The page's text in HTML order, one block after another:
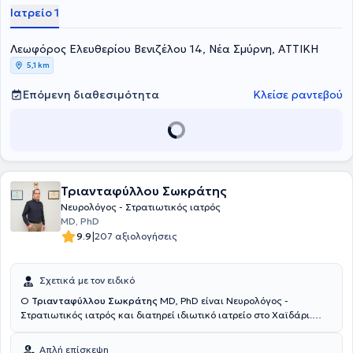
νοσοκομεία της Γαλλίας, της Ελβετίας και στην Α’ Πανεπιστημιακή
Νευρολογική Κλινική του Αιγινήτειου Νοσοκομείου. Στα ιδιαίτερα
νευροεκφυλιστικά νοσήματα και ειδικότερα η άνοια και οι νοητικές
διαταραχές, όπου και έχει ενεργό ερευνητικό ρόλο με δημοσιεύσεις,
συμμετοχές σε συνέδρια και κλινικές μελέτες.
Ιατρείο 1
Λεωφόρος Ελευθερίου Βενιζέλου 14, Νέα Σμύρνη, ΑΤΤΙΚΗ
5,1 km
Επόμενη διαθεσιμότητα Κλείσε ραντεβού
Τριανταφύλλου Σωκράτης
Νευρολόγος - Στρατιωτικός ιατρός
MD, PhD
9.9|207 αξιολογήσεις
Σχετικά με τον ειδικό
Ο Τριανταφύλλου Σωκράτης MD, PhD είναι Νευρολόγος -
Στρατιωτικός ιατρός και διατηρεί ιδιωτικό ιατρείο στο Χαϊδάρι.
Καποδιστριακού Πανεπιστημίου Αθηνών και απόφοιτος της
Απλή επίσκεψη